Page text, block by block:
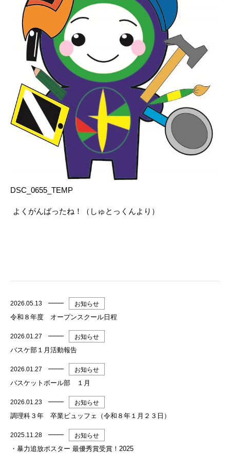
DSC_0655_TEMP
よくがんばったね！（しゅとっくんより）
2026.05.13 お知らせ
令和８年度 オープンスクール日程
2026.01.27 お知らせ
バスケ部１月活動報告
2026.01.27 お知らせ
バスケットボール部 １月
2026.01.23 お知らせ
調理科３年 卒業ビュッフェ（令和８年１月２３日）
2025.11.28 お知らせ
・暴力追放ポスター 最優秀賞受賞！2025